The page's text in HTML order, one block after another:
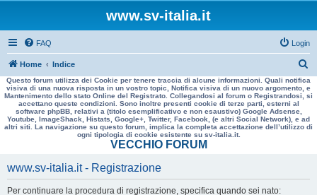
www.sv-italia.it
FAQ Login
Home Indice
e
r
a
Questo forum utilizza dei Cookie per tenere traccia di alcune informazioni. Quali notifica
visiva di una nuova risposta in un vostro topic, Notifica visiva di un nuovo argomento, e
Mantenimento dello stato Online del Registrato. Collegandosi al forum o Registrandosi, si
accettano queste condizioni. Sono inoltre presenti cookie di terze parti, esterni al
software phpBB, relativi a (titolo esemplificativo e non esaustivo) Google Adsense,
Youtube, ImageShack, Histats, Google+, Twitter, Facebook, (e altri Social Network), e ad
altri siti. La navigazione su questo forum, implica la completa accettazione dell’utilizzo di
ogni tipologia di cookie esistente su sv-italia.it.
VECCHIO FORUM
www.sv-italia.it - Registrazione
Per continuare la procedura di registrazione, specifica quando sei nato: